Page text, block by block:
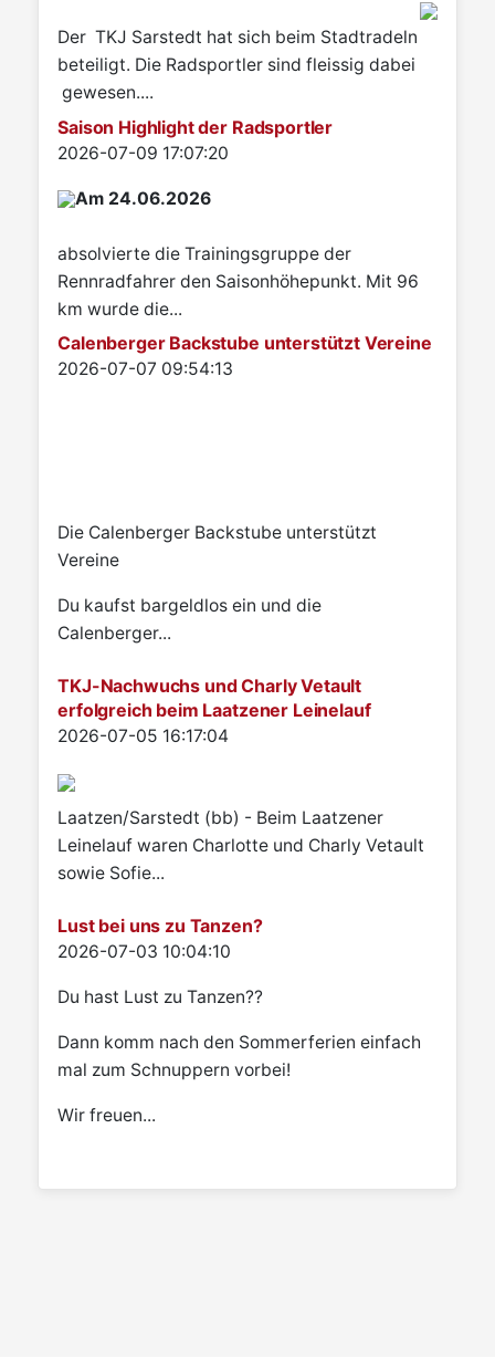
Der TKJ Sarstedt hat sich beim Stadtradeln
beteiligt. Die Radsportler sind fleissig dabei
gewesen....
Saison Highlight der Radsportler
Details
2026-07-09 17:07:20
Am 24.06.2026
absolvierte die Trainingsgruppe der
Rennradfahrer den Saisonhöhepunkt. Mit 96
km wurde die...
Calenberger Backstube unterstützt Vereine
Details
2026-07-07 09:54:13
Die Calenberger Backstube unterstützt
Vereine
Du kaufst bargeldlos ein und die
Calenberger...
TKJ-Nachwuchs und Charly Vetault
erfolgreich beim Laatzener Leinelauf
Details
2026-07-05 16:17:04
Laatzen/Sarstedt (bb) - Beim Laatzener
Leinelauf waren Charlotte und Charly Vetault
sowie Sofie...
Lust bei uns zu Tanzen?
Details
2026-07-03 10:04:10
Du hast Lust zu Tanzen??
Dann komm nach den Sommerferien einfach
mal zum Schnuppern vorbei!
Wir freuen...